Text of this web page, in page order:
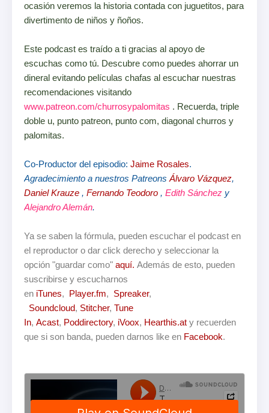
ocasión veremos la historia contada con juguetitos, para
divertimento de niños y ñoños.
Este podcast es traído a ti gracias al apoyo de
escuchas como tú. Descubre como puedes ahorrar un
dineral evitando películas chafas al escuchar nuestras
recomendaciones visitando
www.patreon.com/churrosypalomitas . Recuerda, triple
doble u, punto patreon, punto com, diagonal churros y
palomitas.
Co-Productor del episodio: Jaime Rosales.
Agradecimiento a nuestros Patreons Álvaro Vázquez,
Daniel Krauze , Fernando Teodoro , Edith Sánchez y
Alejandro Alemán.
Ya se saben la fórmula, pueden escuchar el podcast en
el reproductor o dar click derecho y seleccionar la
opción "guardar como" aquí. Además de esto, pueden
suscribirse y escucharnos
en iTunes, Player.fm, Spreaker,
Soundcloud, Stitcher, Tune
In, Acast, Poddirectory, iVoox, Hearthis.at y recuerden
que si son banda, pueden darnos like en Facebook.